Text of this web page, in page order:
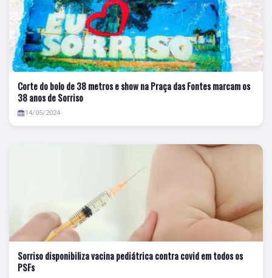
Corte do bolo de 38 metros e show na Praça das Fontes marcam os
38 anos de Sorriso
14/05/2024
Sorriso disponibiliza vacina pediátrica contra covid em todos os
PSFs